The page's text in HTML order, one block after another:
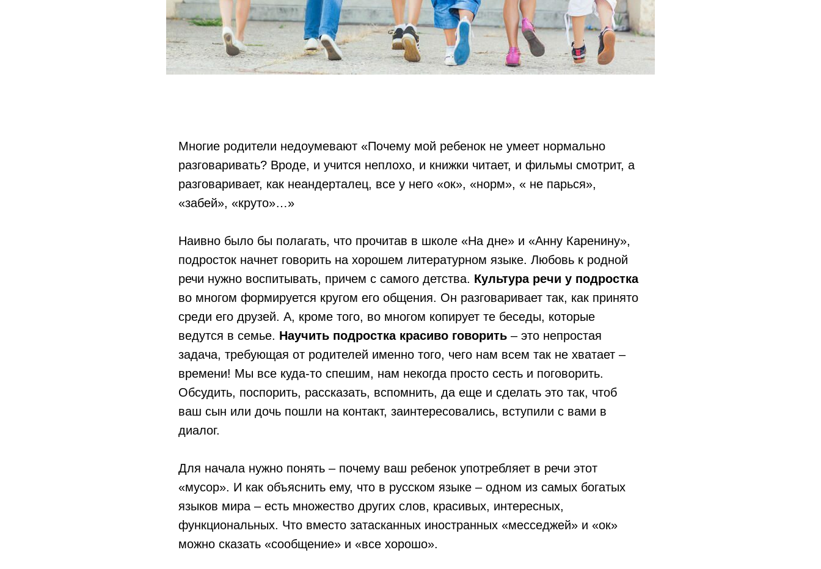
Многие родители недоумевают «Почему мой ребенок не умеет нормально
разговаривать? Вроде, и учится неплохо, и книжки читает, и фильмы смотрит, а
разговаривает, как неандерталец, все у него «ок», «норм», « не парься»,
«забей», «круто»…»
Наивно было бы полагать, что прочитав в школе «На дне» и «Анну Каренину»,
подросток начнет говорить на хорошем литературном языке. Любовь к родной
речи нужно воспитывать, причем с самого детства. Культура речи у подростка
во многом формируется кругом его общения. Он разговаривает так, как принято
среди его друзей. А, кроме того, во многом копирует те беседы, которые
ведутся в семье. Научить подростка красиво говорить – это непростая
задача, требующая от родителей именно того, чего нам всем так не хватает –
времени! Мы все куда-то спешим, нам некогда просто сесть и поговорить.
Обсудить, поспорить, рассказать, вспомнить, да еще и сделать это так, чтоб
ваш сын или дочь пошли на контакт, заинтересовались, вступили с вами в
диалог.
Для начала нужно понять – почему ваш ребенок употребляет в речи этот
«мусор». И как объяснить ему, что в русском языке – одном из самых богатых
языков мира – есть множество других слов, красивых, интересных,
функциональных. Что вместо затасканных иностранных «месседжей» и «ок»
можно сказать «сообщение» и «все хорошо».